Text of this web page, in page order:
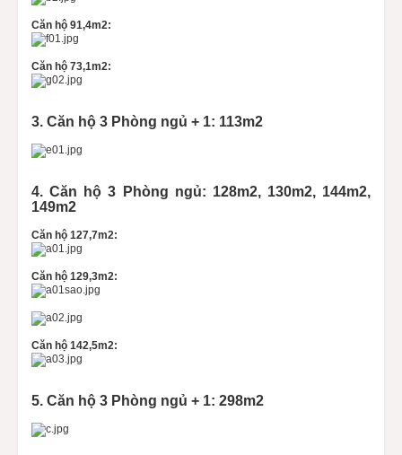
Căn hộ 91,4m2:
Căn hộ 73,1m2:
3. Căn hộ 3 Phòng ngủ + 1: 113m2
4. Căn hộ 3 Phòng ngủ: 128m2, 130m2, 144m2,
149m2
Căn hộ 127,7m2:
Căn hộ 129,3m2:
Căn hộ 142,5m2:
5. Căn hộ 3 Phòng ngủ + 1: 298m2